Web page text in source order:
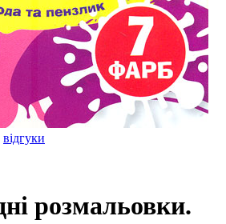
відгуки
розмальовки.